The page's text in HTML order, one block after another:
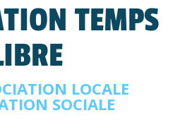
TEMPS
LOCALE
SOCIALE